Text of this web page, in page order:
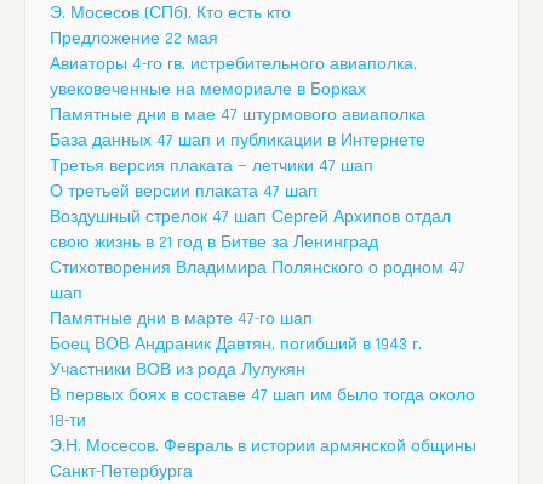
Э. Мосесов (СПб). Кто есть кто
Предложение 22 мая
Авиаторы 4-го гв. истребительного авиаполка,
увековеченные на мемориале в Борках
Памятные дни в мае 47 штурмового авиаполка
База данных 47 шап и публикации в Интернете
Третья версия плаката — летчики 47 шап
О третьей версии плаката 47 шап
Воздушный стрелок 47 шап Сергей Архипов отдал
свою жизнь в 21 год в Битве за Ленинград
Стихотворения Владимира Полянского о родном 47
шап
Памятные дни в марте 47-го шап
Боец ВОВ Андраник Давтян, погибший в 1943 г.
Участники ВОВ из рода Лулукян
В первых боях в составе 47 шап им было тогда около
18-ти
Э.Н. Мосесов. Февраль в истории армянской общины
Санкт-Петербурга